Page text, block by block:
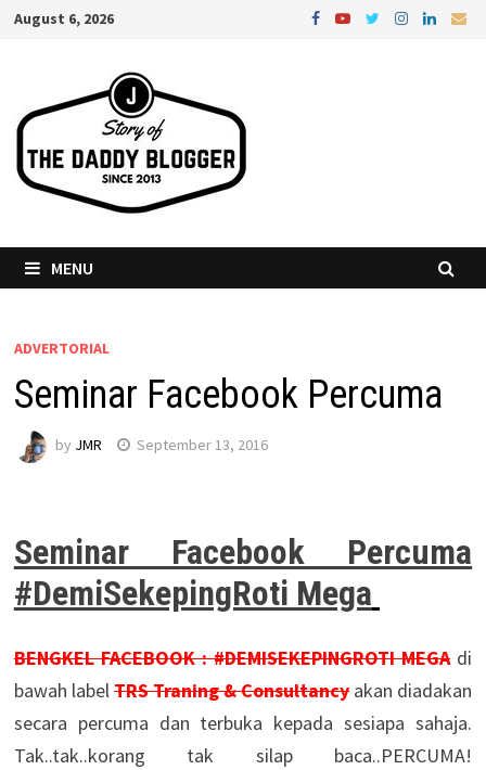
SkipAugust 6, 2026
MENU
ADVERTORIAL
Seminar Facebook Percuma
by JMR September 13, 2016
Seminar Facebook Percuma
#DemiSekepingRoti Mega
BENGKEL FACEBOOK : #DEMISEKEPINGROTI MEGA di
bawah labelTRS Traning & Consultancy akan diadakan
secara percuma dan terbuka kepada sesiapa sahaja.
Tak..tak..korang tak silap baca..PERCUMA!